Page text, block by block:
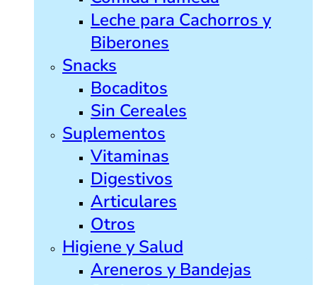
Leche para Cachorros y
Biberones
Snacks
Bocaditos
Sin Cereales
Suplementos
Vitaminas
Digestivos
Articulares
Otros
Higiene y Salud
Areneros y Bandejas